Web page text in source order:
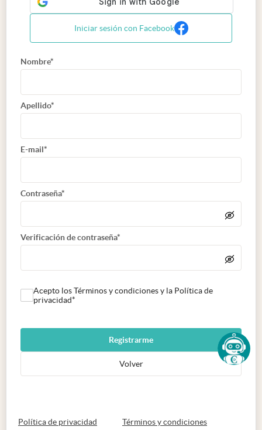
Iniciar sesión con Facebook
Nombre*
Apellido*
E-mail*
Contraseña*
Verificación de contraseña*
Acepto los Términos y condiciones y la Política de
privacidad*
Registrarme
Volver
Política de privacidad abre en nueva pestaña
Términos y condicionesabre en nueva